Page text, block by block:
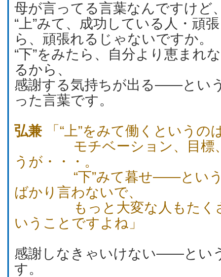
母が言ってる言葉なんですけど
“上”みて、成功している人・頑
ら、頑張れるじゃないですか。
“下”をみたら、自分より恵まれ
るから、
感謝する気持ちが出る――とい
った言葉です。
弘兼 「“上”をみて働くというの
モチベーション、目標、
うが・・・。
“下”みて暮せ――というの
ばかり言わないで、
もっと大変な人もたく
いうことですよね」
感謝しなきゃいけない――とい
す。